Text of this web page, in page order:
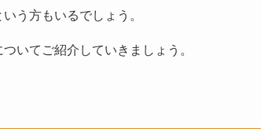
う方もいるでしょう。
いてご紹介していきましょう。